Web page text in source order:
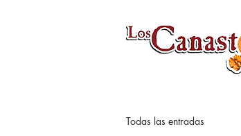
Todas las entradas